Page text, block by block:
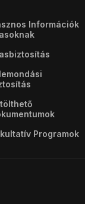
Információk
Programok